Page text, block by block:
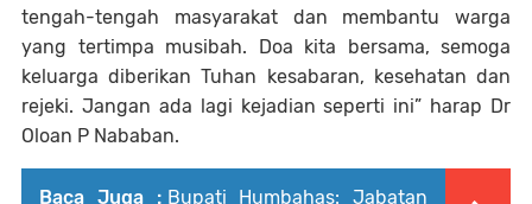
tengah-tengah masyarakat dan membantu warga
yang tertimpa musibah. Doa kita bersama, semoga
keluarga diberikan Tuhan kesabaran, kesehatan dan
rejeki. Jangan ada lagi kejadian seperti ini” harap Dr
Oloan P Nababan.
Baca Juga : Bupati Humbahas: Jabatan